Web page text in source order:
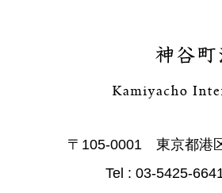
〒105-0001 東京都港
Tel : 03-5425-